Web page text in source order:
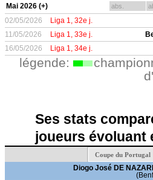
Mai 2026 (+) abs.
02/05/2026 Liga 1, 32e j.
11/05/2026
Liga 1, 33e j.
16/05/2026
Liga 1, 34e j.
légende:
Ses stats
joueurs évoluant
Coupe du Portugal
Diogo José DE